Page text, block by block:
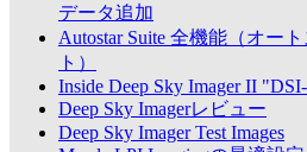
データ追加
Autostar Suite 全機能（オー
ト）
Inside Deep Sky Imager II
Deep Sky Imagerレビュー
Deep Sky Imager Test Images